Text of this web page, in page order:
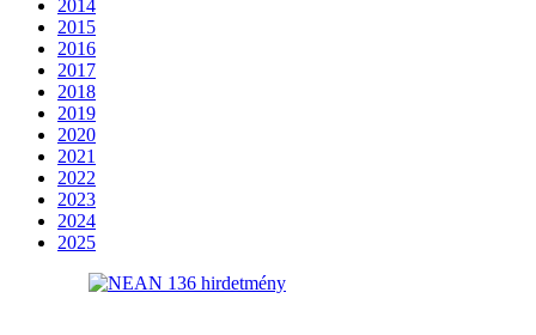
2014
2015
2016
2017
2018
2019
2020
2021
2022
2023
2024
2025